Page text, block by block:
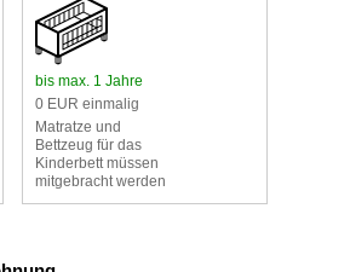
bis max. 1 Jahre
0 EUR einmalig
Matratze und
Bettzeug für das
Kinderbett müssen
mitgebracht werden